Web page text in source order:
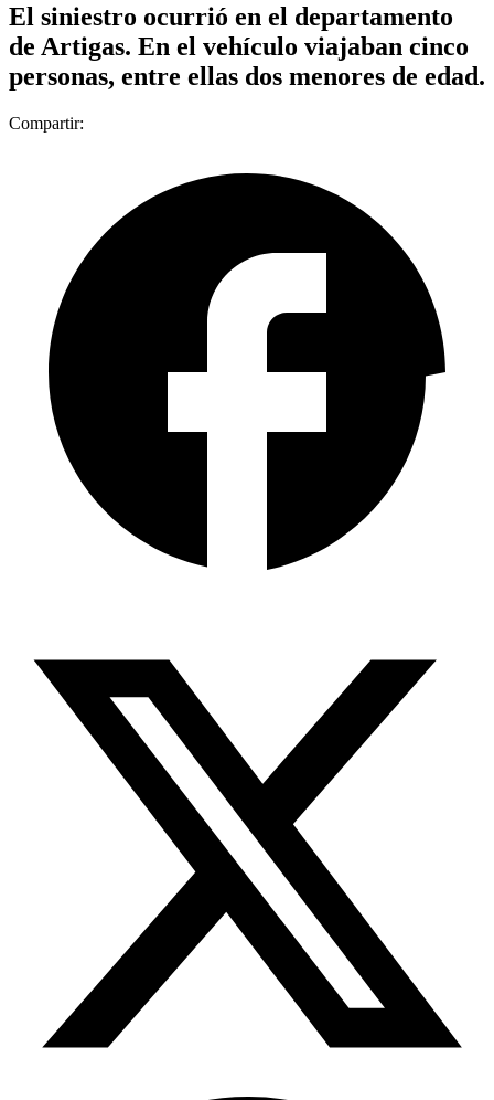
El siniestro ocurrió en el departamento
de Artigas. En el vehículo viajaban cinco
personas, entre ellas dos menores de edad.
Compartir: